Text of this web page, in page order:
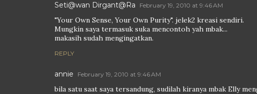
Seti@wan Dirgant@Ra February 19, 2010 at 9:46 AM
"Your Own Sense, Your Own Purity". jelek2 kreasi sendiri.
Mungkin saya termasuk suka mencontoh yah mbak...
makasih sudah mengingatkan.
REPLY
annie February 19, 2010 at 9:46 AM
bila satu saat saya tersandung, sudilah kiranya mbak Elly